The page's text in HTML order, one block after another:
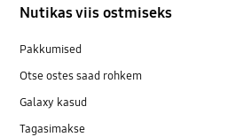
Nutikas viis ostmiseks
Pakkumised
Otse ostes saad rohkem
Galaxy kasud
Tagasimakse